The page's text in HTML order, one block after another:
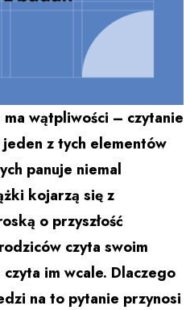
wątpliwości – czytanie
z tych elementów
panuje niemal
kojarzą się z
o przyszłość
czyta swoim
im wcale. Dlaczego
na to pytanie przynosi